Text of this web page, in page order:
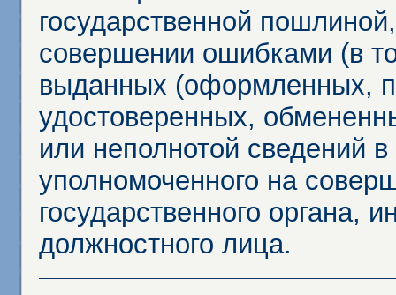
государственной
совершении ошибками (в
выданных (оформленных,
удостоверенных,
или неполнотой сведений
уполномоченного на
государственного органа,
должностного лица.